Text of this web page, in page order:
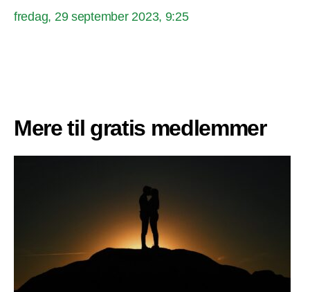
fredag, 29 september 2023, 9:25
Mere til gratis medlemmer